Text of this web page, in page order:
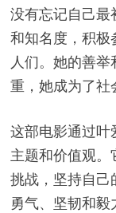
没有忘记自己最
和知名度，积极
人们。她的善
重，她成为了社
这部电影通过叶
主题和价值观
挑战，坚持自己
勇气、坚韧和